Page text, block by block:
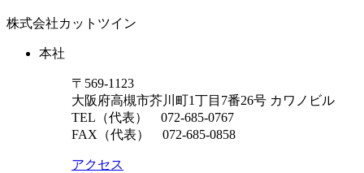
株式会社カットツイン
本社
〒569-1123
大阪府高槻市芥川町1丁目7番26号 カワノビル
TEL（代表） 072-685-0767
FAX（代表） 072-685-0858
アクセス